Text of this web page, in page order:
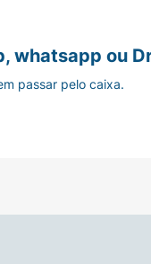
whatsapp ou
passar pelo caixa.